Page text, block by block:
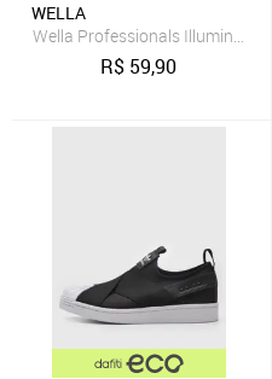
WELLA
Wella Professionals Illumina
R$ 59,90